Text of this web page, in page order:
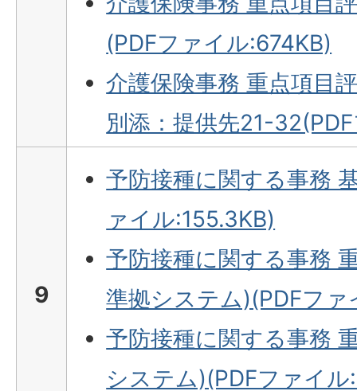
(PDFファイル:674KB)
介護保険事務 重点項目
別添：提供先21-
9
予防接種に関する事務
ァイル:155.3KB)
予防接種に関する事務
準拠システム)(PDFフ
予防接種に関する事務
システム)(PDFファイ